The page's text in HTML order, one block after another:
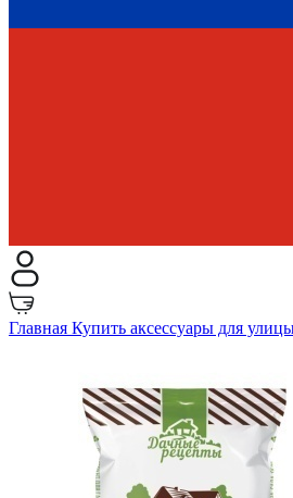
Главная Купить аксессуары для